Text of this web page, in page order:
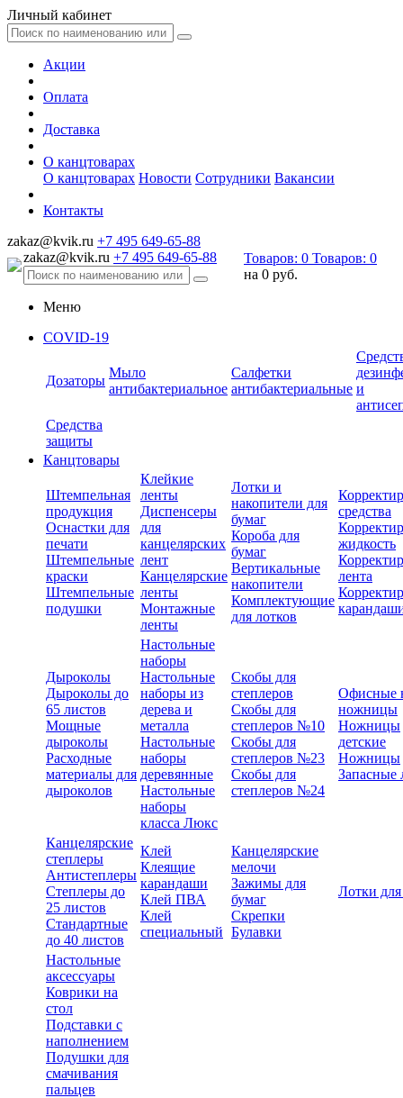
Личный кабинет
Акции
Оплата
Доставка
О канцтоварах
О канцтоварах Новости Сотрудники Вакансии
Контакты
zakaz@kvik.ru +7 495 649-65-88
zakaz@kvik.ru +7 495 649-65-88 Товаров: 0 Товаров: 0
на 0 руб.
Меню
COVID-19
Дозаторы
Мыло
антибактериальное
Салфетки
антибактериальные и
Средства
защиты
Канцтовары
Штемпельная
продукция
Оснастки для
печати
Штемпельные
краски
Штемпельные
подушки
Клейкие
ленты
Диспенсеры
для
канцелярских
лент
Канцелярские
ленты
Монтажные
ленты
Лотки и
накопители для
бумаг
Короба для
бумаг
Вертикальные
накопители
Комплектующие
для лотков
средства
жидкость
лента
Дыроколы
Дыроколы до
65 листов
Мощные
дыроколы
Расходные
материалы для
дыроколов
Настольные
наборы
Настольные
наборы из
дерева и
металла
Настольные
наборы
деревянные
Настольные
наборы
класса Люкс
Скобы для
степлеров
Скобы для
степлеров №10
Скобы для
степлеров №23
Скобы для
степлеров №24
Офисные
ножницы
Ножницы
детские
Ножницы
Запасные
Канцелярские
степлеры
Антистеплеры
Степлеры до
25 листов
Стандартные
до 40 листов
Клей
Клеящие
карандаши
Клей ПВА
Клей
специальный
Канцелярские
мелочи
Зажимы для
бумаг
Скрепки
Булавки
Лотки
Настольные
аксессуары
Коврики на
стол
Подставки с
наполнением
Подушки для
смачивания
пальцев